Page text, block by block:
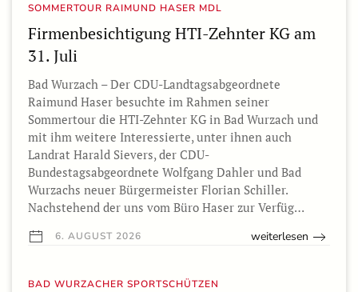
SOMMERTOUR RAIMUND HASER MDL
Firmenbesichtigung HTI-Zehnter KG am
31. Juli
Bad Wurzach – Der CDU-Landtagsabgeordnete
Raimund Haser besuchte im Rahmen seiner
Sommertour die HTI-Zehnter KG in Bad Wurzach und
mit ihm weitere Interessierte, unter ihnen auch
Landrat Harald Sievers, der CDU-
Bundestagsabgeordnete Wolfgang Dahler und Bad
Wurzachs neuer Bürgermeister Florian Schiller.
Nachstehend der uns vom Büro Haser zur Verfüg…
6. AUGUST 2026 weiterlesen
BAD WURZACHER SPORTSCHÜTZEN